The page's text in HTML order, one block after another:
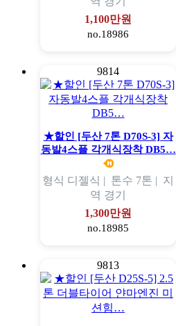
1,100만원
no.18986
9814
★할인 [두산 7톤 D70S-3] 자
동발4스플 각개식장착 DB5…
형식 디젤식 | 톤수 7톤 | 지
역 경기
1,300만원
no.18985
9813